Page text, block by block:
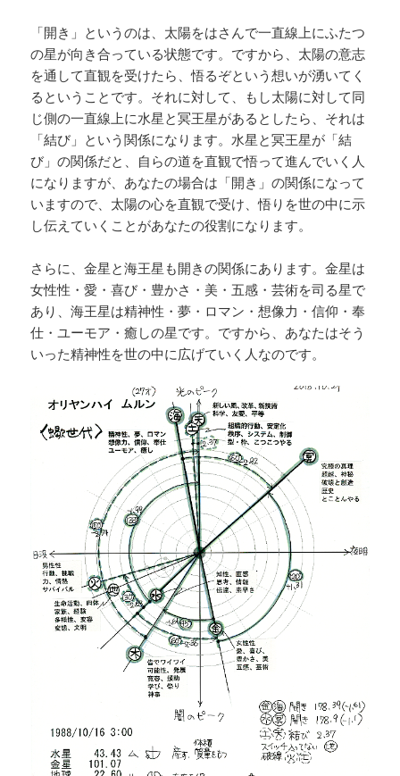
「開き」というのは、太陽をはさんで一直線上にふたつ
の星が向き合っている状態です。ですから、太陽の意志
を通して直観を受けたら、悟るぞという想いが湧いてく
るということです。それに対して、もし太陽に対して同
じ側の一直線上に水星と冥王星があるとしたら、それは
「結び」という関係になります。水星と冥王星が「結
び」の関係だと、自らの道を直観で悟って進んでいく人
になりますが、あなたの場合は「開き」の関係になって
いますので、太陽の心を直観で受け、悟りを世の中に示
し伝えていくことがあなたの役割になります。
さらに、金星と海王星も開きの関係にあります。金星は
女性性・愛・喜び・豊かさ・美・五感・芸術を司る星で
あり、海王星は精神性・夢・ロマン・想像力・信仰・奉
仕・ユーモア・癒しの星です。ですから、あなたはそう
いった精神性を世の中に広げていく人なのです。